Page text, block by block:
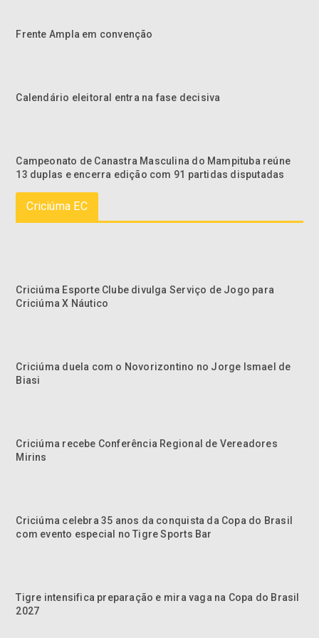
Frente Ampla em convenção
Calendário eleitoral entra na fase decisiva
Campeonato de Canastra Masculina do Mampituba reúne
13 duplas e encerra edição com 91 partidas disputadas
Criciúma EC
Criciúma Esporte Clube divulga Serviço de Jogo para
Criciúma X Náutico
Criciúma duela com o Novorizontino no Jorge Ismael de
Biasi
Criciúma recebe Conferência Regional de Vereadores
Mirins
Criciúma celebra 35 anos da conquista da Copa do Brasil
com evento especial no Tigre Sports Bar
Tigre intensifica preparação e mira vaga na Copa do Brasil
2027